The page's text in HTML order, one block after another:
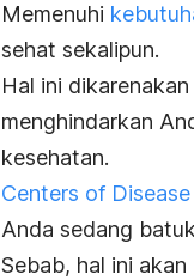
Memenuhi
sehat sekalipun.
Hal ini
menghindarkan
kesehatan.
Centers of
Anda sedang
Sebab, hal ini